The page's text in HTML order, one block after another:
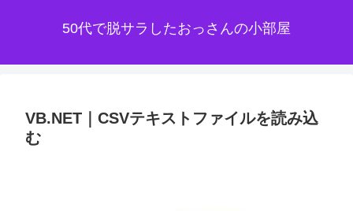
50代で脱サラしたおっさんの小部屋
VB.NET｜CSVテキストファイルを読み込
む